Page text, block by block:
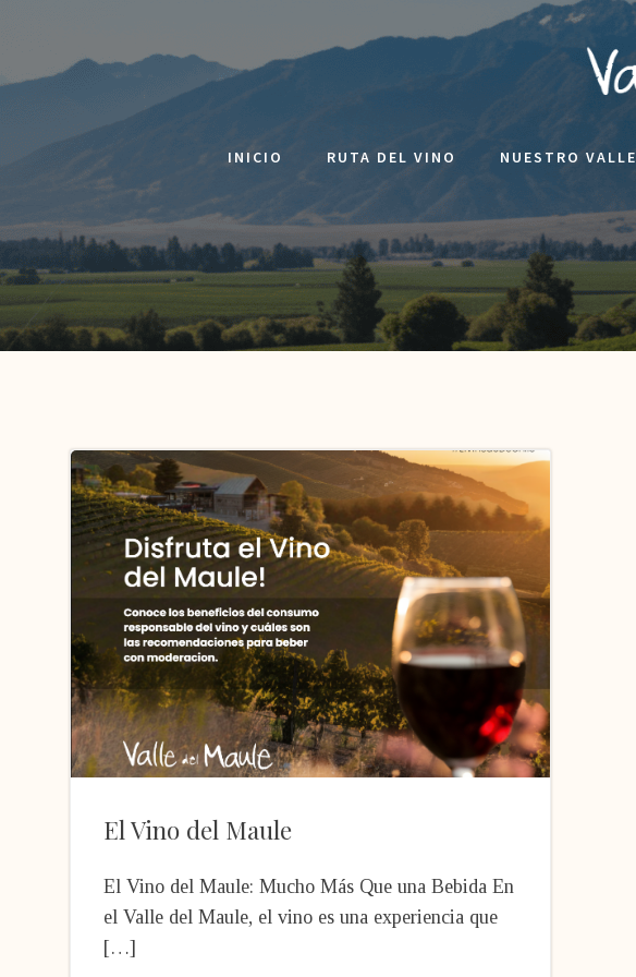
contenido
INICIO RUTA DEL VINO NUESTRO VALLE
El Vino del Maule
El Vino del Maule: Mucho Más Que una Bebida En
el Valle del Maule, el vino es una experiencia que
[…]